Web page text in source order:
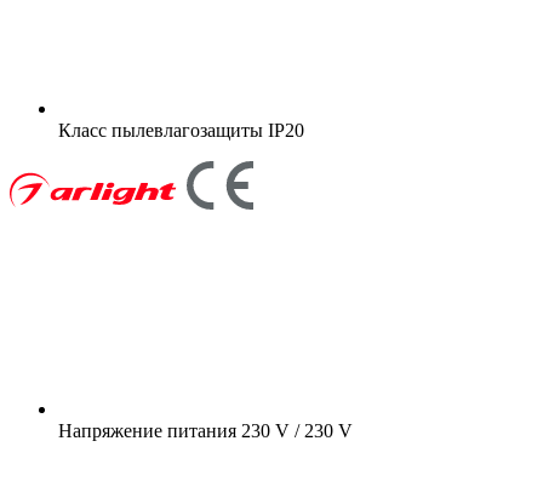
Класс пылевлагозащиты IP20
Напряжение питания 230 V / 230 V